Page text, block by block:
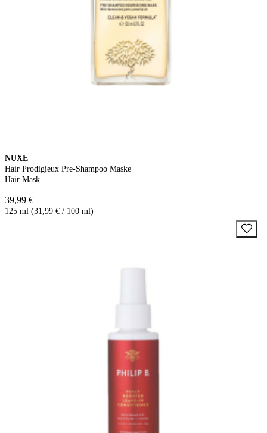
NUXE
Hair Prodigieux Pre-Shampoo Maske
Hair Mask
39,99 €
125 ml (31,99 € / 100 ml)